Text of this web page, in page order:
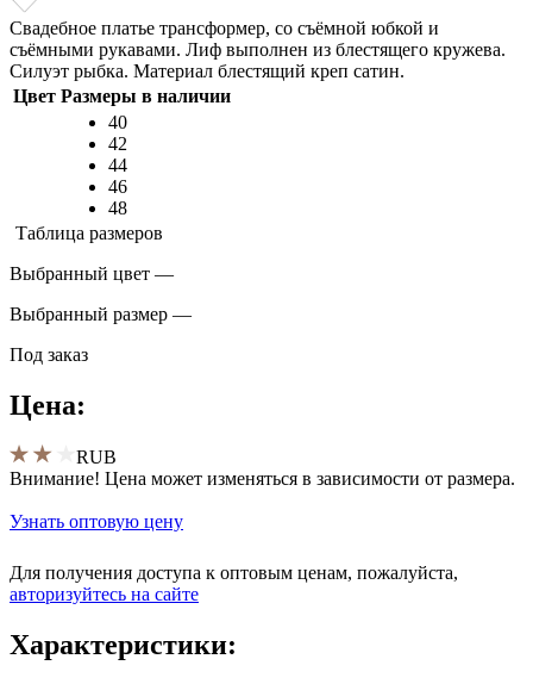
Свадебное платье трансформер, со съёмной юбкой и
съёмными рукавами. Лиф выполнен из блестящего кружева.
Силуэт рыбка. Материал блестящий креп сатин.
Цвет Размеры в наличии
40
42
44
46
48
Таблица размеров
Выбранный цвет —
Выбранный размер —
Под заказ
Цена:
RUB
Внимание! Цена может изменяться в зависимости от размера.
Узнать оптовую цену
Для получения доступа к оптовым ценам, пожалуйста,
aвторизуйтесь на сайте
Характеристики: